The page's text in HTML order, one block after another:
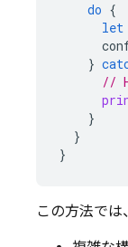
do {
let
}
//
}
}
}
この方法では